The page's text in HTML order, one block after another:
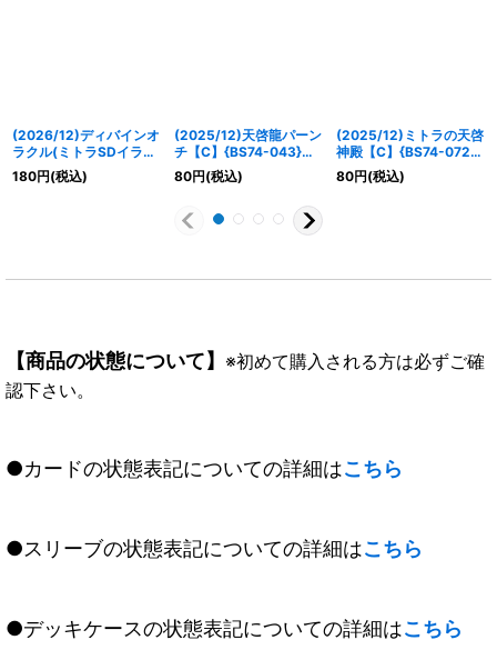
(2026/12)ディバインオ
ラクル(ミトラSDイラス
ト)【C】{BS74-082}
《白》
180円(税込)
(2025/12)天啓龍パーン
チ【C】{BS74-043}
《白》
80円(税込)
(2025/12)ミトラの天啓
神殿【C】{BS74-072}
《白》
80円(税込)
【商品の状態について】 ※初めて購入される方は必ずご確
認下さい。
●カードの状態表記についての詳細はこちら
●スリーブの状態表記についての詳細はこちら
●デッキケースの状態表記についての詳細はこちら